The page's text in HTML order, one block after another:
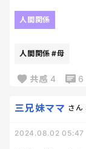
息子が0才の
いて。
子を抱っこし
朝方、やっと
人間関係
人間関係 #母
共感 4 6
三兄妹ママ さん
2024.08.02 05:47